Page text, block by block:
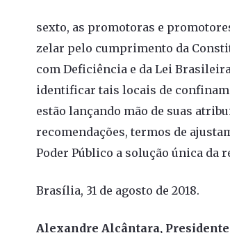
sexto, as promotoras e
zelar pelo cumprimento da
com Deficiência e da Lei
identificar tais locais de
estão lançando mão de suas
recomendações, termos de
Poder Público a solução única da
Brasília, 31 de agosto de 2018.
Alexandre Alcântara,